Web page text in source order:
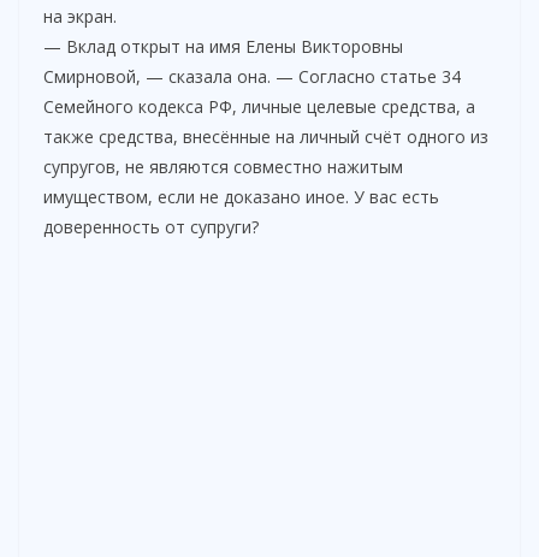
на экран.
— Вклад открыт на имя Елены Викторовны
Смирновой, — сказала она. — Согласно статье 34
Семейного кодекса РФ, личные целевые средства, а
также средства, внесённые на личный счёт одного из
супругов, не являются совместно нажитым
имуществом, если не доказано иное. У вас есть
доверенность от супруги?